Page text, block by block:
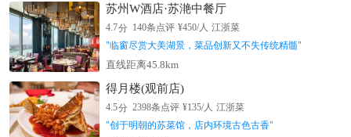
苏州W酒店·苏滟中餐厅
4.7分 140条点评 ¥450/人 江浙菜
"临窗尽赏大美湖景，菜品创新又不失传统精髓"
直线距离45.8km
得月楼(观前店)
4.5分 2398条点评 ¥135/人 江浙菜
"创于明朝的苏菜馆，店内环境古色古香"